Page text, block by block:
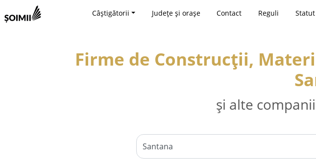
Câștigătorii Județe și orașe Contact Reguli Statut
Firme de Construcții,
și alte